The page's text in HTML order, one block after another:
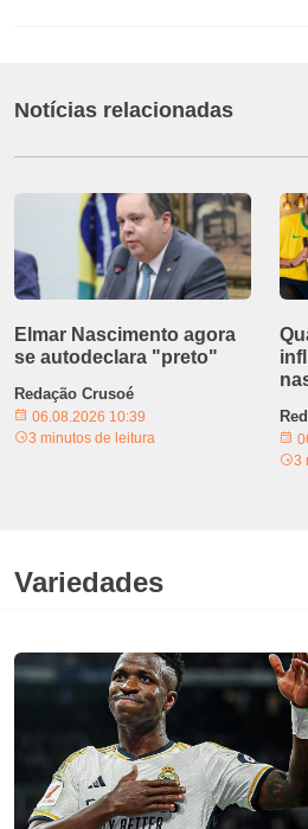
Notícias relacionadas
Elmar Nascimento agora
se autodeclara "preto"
Redação Crusoé
06.08.2026 10:39
3 minutos de leitura
3
Variedades